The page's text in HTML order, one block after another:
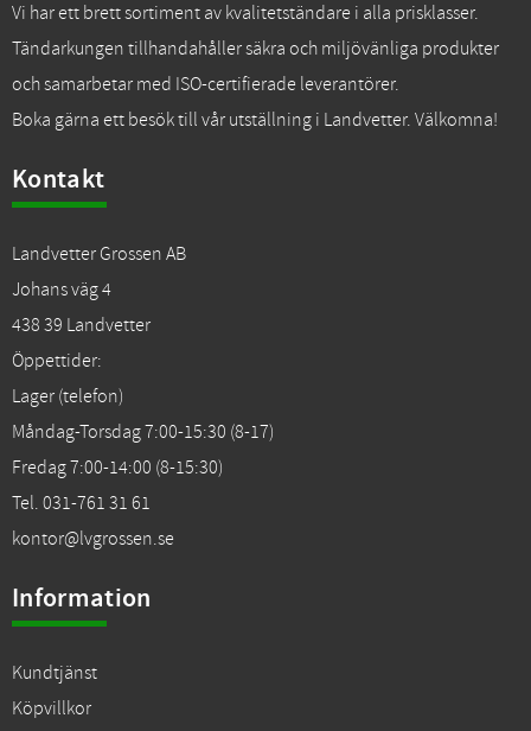
Vi har ett brett sortiment av kvalitetständare i alla prisklasser.
Tändarkungen tillhandahåller säkra och miljövänliga produkter
och samarbetar med ISO-certifierade leverantörer.
Boka gärna ett besök till vår utställning i Landvetter. Välkomna!
Kontakt
Landvetter Grossen AB
Johans väg 4
438 39 Landvetter
Öppettider:
Lager (telefon)
Måndag-Torsdag 7:00-15:30 (8-17)
Fredag 7:00-14:00 (8-15:30)
Tel. 031-761 31 61
kontor@lvgrossen.se
Information
Kundtjänst
Köpvillkor